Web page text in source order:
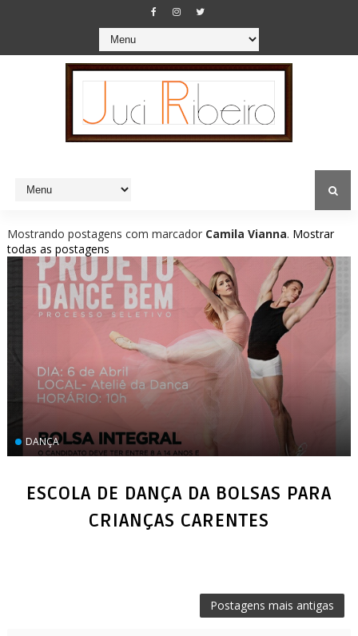
Mostrando postagens com marcador Camila Vianna. Mostrar
todas as postagens
DANÇA
ESCOLA DE DANÇA DA BOLSAS PARA
CRIANÇAS CARENTES
Postagens mais antigas